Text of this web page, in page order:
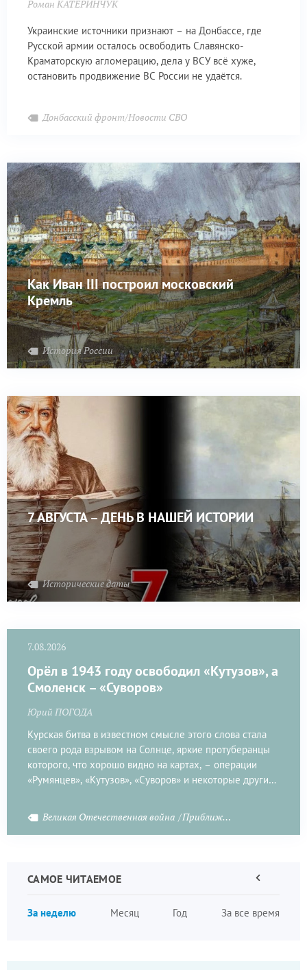
Роман КАТЕРИНЧУК
Украинские источники признают – на Донбассе, где
Русской армии осталось освободить Славянско-
Краматорскую агломерацию, дела у ВСУ всё хуже,
остановить продвижение ВС России не удаётся.
Донбасский фронт/Новости СВО
Как Иван III построил московский
Кремль
История России
7 АВГУСТА – ДЕНЬ В НАШЕЙ ИСТОРИИ
Исторические даты
7.08.2026
Орёл в 1943 году освободил «Кутузов», а
Смоленск – «Суворов»
Юрий ПОГОДА
Курская битва в известном смысле этого слова стала
своего рода взрывом на Солнце, яркие протуберанцы
которого, что хорошо видно на картах, – операции
«Румянцев», «Кутузов», «Суворов» и некоторые другие,
Великая Отечественная война Приближая Победу
САМОЕ ЧИТАЕМОЕ
За неделю Месяц Год За все время
Предыдущая